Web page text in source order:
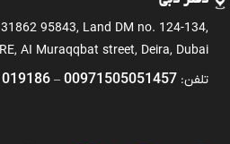
95843, Land DM no. 124-134,
AI Muraqqbat street, Deira, Dubai
تلفن: 00971505051457
–